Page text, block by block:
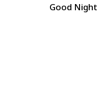
Good Night